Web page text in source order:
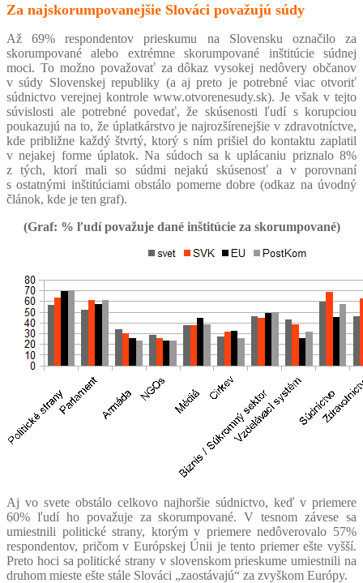
Za najskorumpovanejšie Slováci považujú súdy
Až 69% respondentov prieskumu na Slovensku označilo za
skorumpované alebo extrémne skorumpované inštitúcie súdnej
moci. To možno považovať za dôkaz vysokej nedôvery občanov
v súdy Slovenskej republiky (a aj preto je potrebné viac otvoriť
súdnictvo verejnej kontrole www.otvorenesudy.sk). Je však v tejto
súvislosti ale potrebné povedať, že skúsenosti ľudí s korupciou
poukazujú na to, že úplatkárstvo je najrozšírenejšie v zdravotníctve,
kde približne každý štvrtý, ktorý s ním prišiel do kontaktu zaplatil
v nejakej forme úplatok. Na súdoch sa k uplácaniu priznalo 8%
z tých, ktorí mali so súdmi nejakú skúsenosť a v porovnaní
s ostatnými inštitúciami obstálo pomerne dobre (odkaz na úvodný
článok, kde je ten graf).
(Graf: % ľudí považuje dané inštitúcie za skorumpované)
Aj vo svete obstálo celkovo najhoršie súdnictvo, keď v priemere
60% ľudí ho považuje za skorumpované. V tesnom závese sa
umiestnili politické strany, ktorým v priemere nedôverovalo 57%
respondentov, pričom v Európskej Únii je tento priemer ešte vyšší.
Preto hoci sa politické strany v slovenskom prieskume umiestnili na
druhom mieste ešte stále Slováci „zaostávajú“ za zvyškom Európy.